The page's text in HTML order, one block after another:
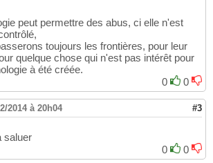
peut permettre des abus, ci elle n'est
toujours les frontières, pour leur
quelque chose qui n'est pas intérêt pour
à été créée.
0
0
2014 à 20h04 #3
saluer
0
0